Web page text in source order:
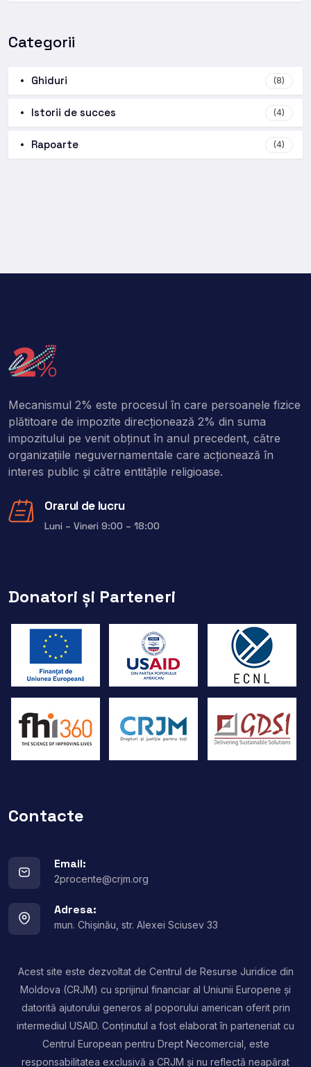
Categorii
Ghiduri (8)
Istorii de succes (4)
Rapoarte (4)
Mecanismul 2% este procesul în care persoanele fizice
plătitoare de impozite direcţionează 2% din suma
impozitului pe venit obţinut în anul precedent, către
organizaţiile neguvernamentale care acţionează în
interes public şi către entitățile religioase.
Orarul de lucru
Luni – Vineri 9:00 – 18:00
Donatori și Parteneri
Contacte
Email:
2procente@crjm.org
Adresa:
mun. Chișinău, str. Alexei Sciusev 33
Acest site este dezvoltat de Centrul de Resurse Juridice din
Moldova (CRJM) cu sprijinul financiar al Uniunii Europene și
datorită ajutorului generos al poporului american oferit prin
intermediul USAID. Conținutul a fost elaborat în parteneriat cu
Centrul European pentru Drept Necomercial, este
responsabilitatea exclusivă a CRJM și nu reflectă neapărat